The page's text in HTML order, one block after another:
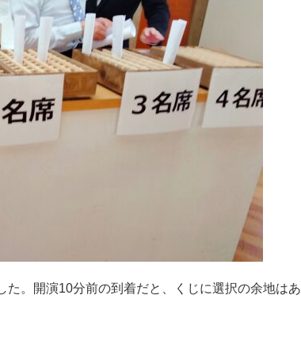
。開演10分前の到着だと、くじに選択の余地はあ